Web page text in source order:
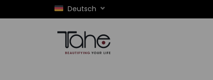
Deutsch